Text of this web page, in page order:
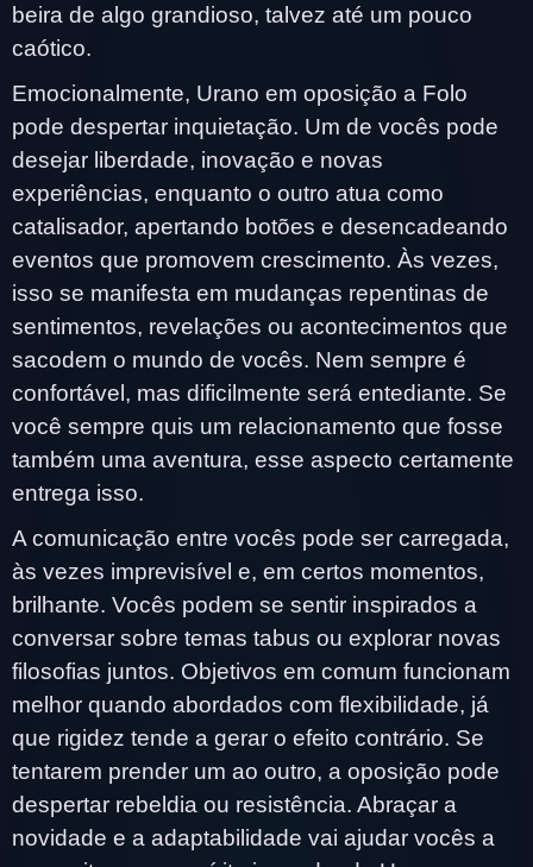
beira de algo grandioso, talvez até um pouco
caótico.
Emocionalmente, Urano em oposição a Folo
pode despertar inquietação. Um de vocês pode
desejar liberdade, inovação e novas
experiências, enquanto o outro atua como
catalisador, apertando botões e desencadeando
eventos que promovem crescimento. Às vezes,
isso se manifesta em mudanças repentinas de
sentimentos, revelações ou acontecimentos que
sacodem o mundo de vocês. Nem sempre é
confortável, mas dificilmente será entediante. Se
você sempre quis um relacionamento que fosse
também uma aventura, esse aspecto certamente
entrega isso.
A comunicação entre vocês pode ser carregada,
às vezes imprevisível e, em certos momentos,
brilhante. Vocês podem se sentir inspirados a
conversar sobre temas tabus ou explorar novas
filosofias juntos. Objetivos em comum funcionam
melhor quando abordados com flexibilidade, já
que rigidez tende a gerar o efeito contrário. Se
tentarem prender um ao outro, a oposição pode
despertar rebeldia ou resistência. Abraçar a
novidade e a adaptabilidade vai ajudar vocês a